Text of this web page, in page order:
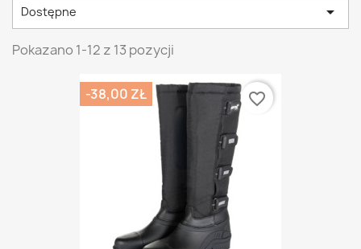
Dostępne 
Pokazano 1-12 z 13 pozycji
-38,00 ZŁ favorite_border